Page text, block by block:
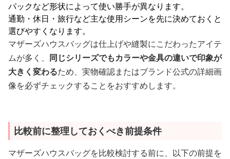
パックなど形状によって使い勝手が異なります。
通勤・休日・旅行など主な使用シーンを先に決めておくと
選びやすくなります。
マザーズハウスバッグは仕上げや縫製にこだわったアイテ
ムが多く、 同じシリーズでもカラーや金具の違いで印象が
大きく変わるため、実物確認またはブランド公式の詳細画
像を必ずチェックすることをおすすめします。
比較前に整理しておくべき前提条件
マザーズハウスバッグを比較検討する前に、以下の前提を